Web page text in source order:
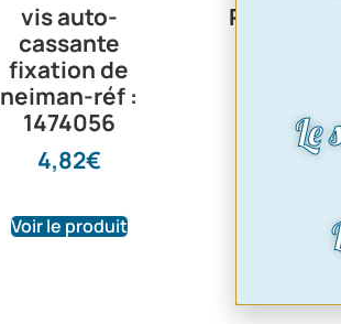
vis auto-
cassante
fixation de
neiman-réf :
1474056
4,82€
Voir le produit
Pignon
P4, P6,
530 |
Voir le
Le